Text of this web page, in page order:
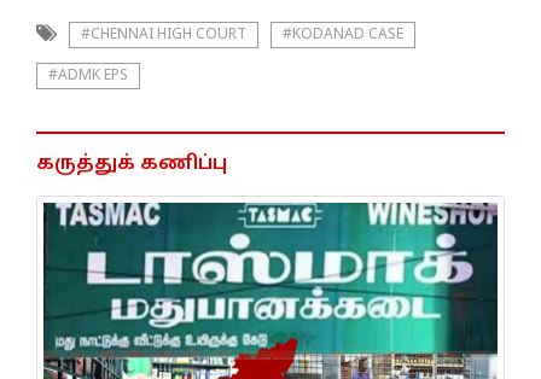
#CHENNAI HIGH COURT #KODANAD CASE
#ADMK EPS
கருத்துக் கணிப்பு